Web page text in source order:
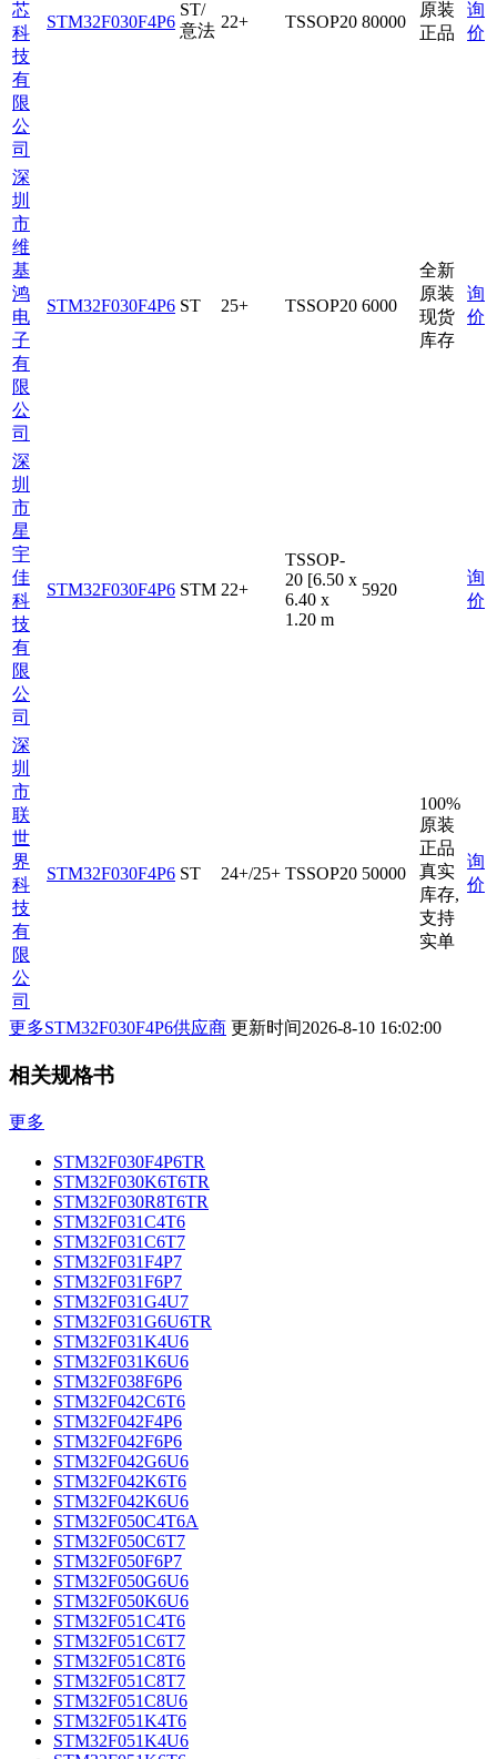
芯
科
技
有
限
公
司
STM32F030F4P6
ST/
意法 22+ TSSOP20 80000
原装
正品
询
价
深
圳
市
维
基
鸿
电
子
有
限
公
司
STM32F030F4P6 ST 25+ TSSOP20 6000
全新
原装
现货
库存
询
价
深
圳
市
星
宇
佳
科
技
有
限
公
司
STM32F030F4P6 STM 22+
TSSOP-
20 [6.50 x
6.40 x
1.20 m
5920
询
价
深
圳
市
联
世
界
科
技
有
限
公
司
STM32F030F4P6 ST 24+/25+ TSSOP20 50000
100%
原装
正品
真实
库存,
支持
实单
询
价
更多STM32F030F4P6供应商 更新时间2026-8-10 16:02:00
相关规格书
更多
STM32F030F4P6TR
STM32F030K6T6TR
STM32F030R8T6TR
STM32F031C4T6
STM32F031C6T7
STM32F031F4P7
STM32F031F6P7
STM32F031G4U7
STM32F031G6U6TR
STM32F031K4U6
STM32F031K6U6
STM32F038F6P6
STM32F042C6T6
STM32F042F4P6
STM32F042F6P6
STM32F042G6U6
STM32F042K6T6
STM32F042K6U6
STM32F050C4T6A
STM32F050C6T7
STM32F050F6P7
STM32F050G6U6
STM32F050K6U6
STM32F051C4T6
STM32F051C6T7
STM32F051C8T6
STM32F051C8T7
STM32F051C8U6
STM32F051K4T6
STM32F051K4U6